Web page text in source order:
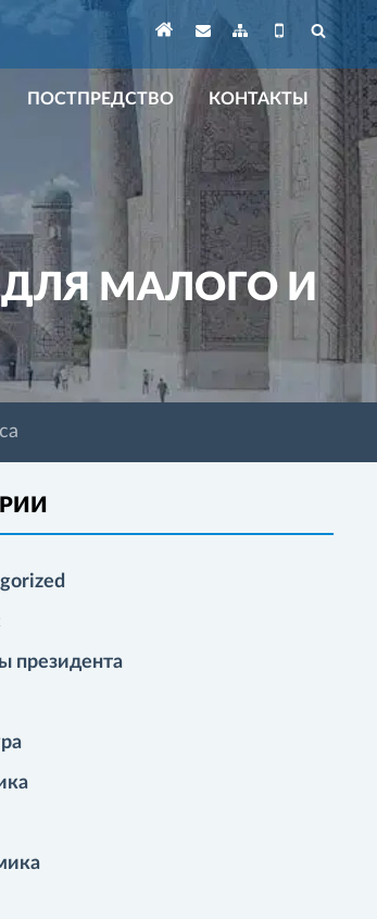
ПОСТПРЕДСТВО КОНТАКТЫ
МАЛОГО И
президента